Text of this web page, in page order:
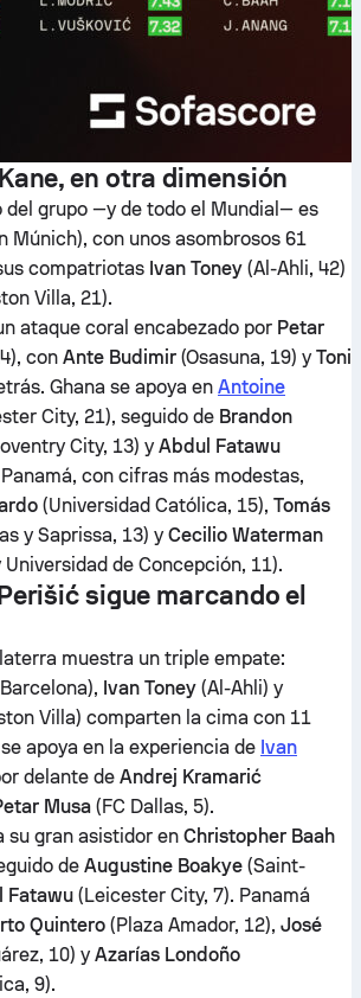
en otra dimensión
del grupo —y de todo el Mundial— es
Múnich), con unos asombrosos 61
compatriotas Ivan Toney (Al-Ahli, 42)
Villa, 21).
ataque coral encabezado por Petar
con Ante Budimir (Osasuna, 19) y Toni
Ghana se apoya en Antoine
City, 21), seguido de Brandon
City, 13) y Abdul Fatawu
con cifras más modestas,
(Universidad Católica, 15), Tomás
y Saprissa, 13) y Cecilio Waterman
de Concepción, 11).
sigue marcando el
muestra un triple empate:
Ivan Toney (Al-Ahli) y
Villa) comparten la cima con 11
apoya en la experiencia de Ivan
delante de Andrej Kramarić
Musa (FC Dallas, 5).
su gran asistidor en Christopher Baah
de Augustine Boakye (Saint-
Fatawu (Leicester City, 7). Panamá
Quintero (Plaza Amador, 12), José
10) y Azarías Londoño
9).